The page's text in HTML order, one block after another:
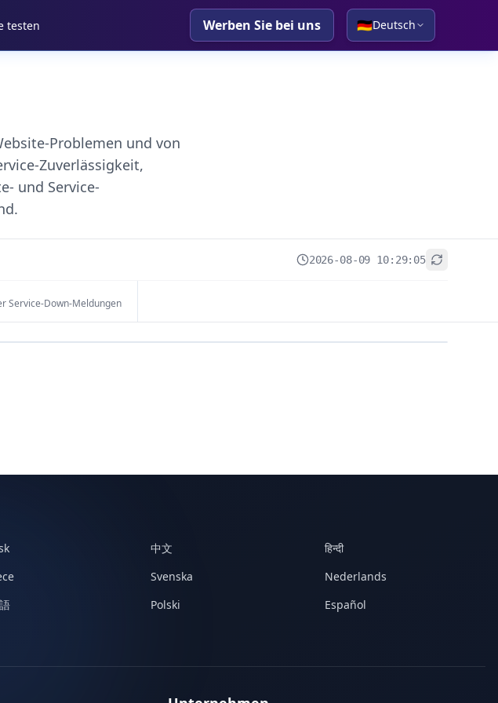
testen Werben Sie bei uns 🇩🇪Deutsch
Problemen und von
Zuverlässigkeit,
und Service-
2026-08-09 10:29:05
Service-Down-Meldungen
中文
हिन्दी
Svenska
Nederlands
Polski
Español